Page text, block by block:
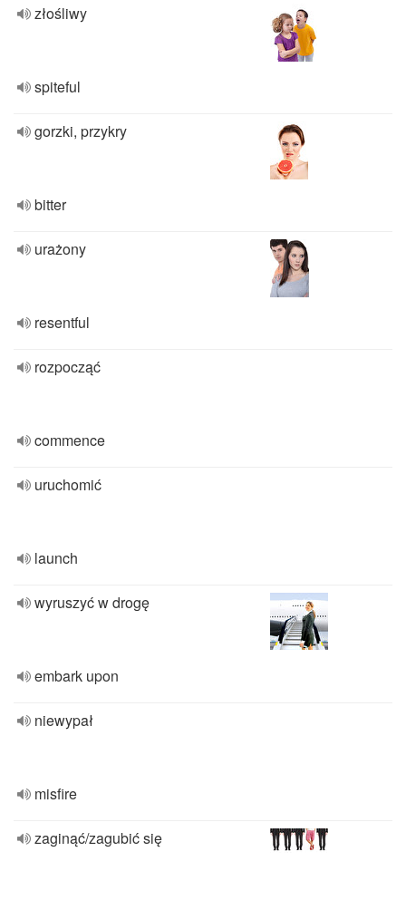
złośliwy
spiteful
gorzki, przykry
bitter
urażony
resentful
rozpocząć
commence
uruchomić
launch
wyruszyć w drogę
embark upon
niewypał
misfire
zaginąć/zagubić się